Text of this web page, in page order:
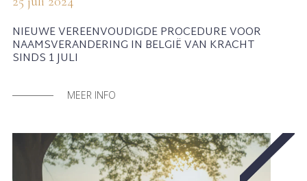
NIEUWE VEREENVOUDIGDE PROCEDURE VOOR
NAAMSVERANDERING IN BELGIË VAN KRACHT
SINDS 1 JULI
MEER INFO